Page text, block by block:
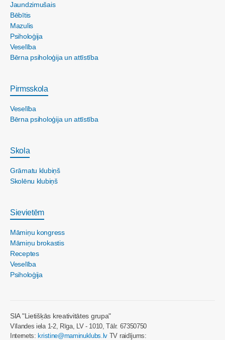
Jaundzimušais
Bēbītis
Mazulis
Psiholoģija
Veselība
Bērna psiholoģija un attīstība
Pirmsskola
Veselība
Bērna psiholoģija un attīstība
Skola
Grāmatu klubiņš
Skolēnu klubiņš
Sievietēm
Māmiņu kongress
Māmiņu brokastis
Receptes
Veselība
Psiholoģija
SIA "Lietišķās kreativitātes grupa"
Vīlandes iela 1-2, Rīga, LV - 1010, Tālr. 67350750
Internets: kristine@maminuklubs.lv TV raidījums: